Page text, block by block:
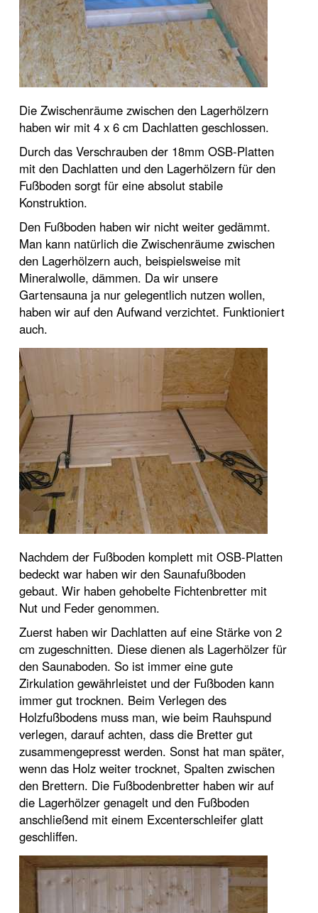
Die Zwischenräume zwischen den Lagerhölzern
haben wir mit 4 x 6 cm Dachlatten geschlossen.
Durch das Verschrauben der 18mm OSB-Platten
mit den Dachlatten und den Lagerhölzern für den
Fußboden sorgt für eine absolut stabile
Konstruktion.
Den Fußboden haben wir nicht weiter gedämmt.
Man kann natürlich die Zwischenräume zwischen
den Lagerhölzern auch, beispielsweise mit
Mineralwolle, dämmen. Da wir unsere
Gartensauna ja nur gelegentlich nutzen wollen,
haben wir auf den Aufwand verzichtet. Funktioniert
auch.
Nachdem der Fußboden komplett mit OSB-Platten
bedeckt war haben wir den Saunafußboden
gebaut. Wir haben gehobelte Fichtenbretter mit
Nut und Feder genommen.
Zuerst haben wir Dachlatten auf eine Stärke von 2
cm zugeschnitten. Diese dienen als Lagerhölzer für
den Saunaboden. So ist immer eine gute
Zirkulation gewährleistet und der Fußboden kann
immer gut trocknen. Beim Verlegen des
Holzfußbodens muss man, wie beim Rauhspund
verlegen, darauf achten, dass die Bretter gut
zusammengepresst werden. Sonst hat man später,
wenn das Holz weiter trocknet, Spalten zwischen
den Brettern. Die Fußbodenbretter haben wir auf
die Lagerhölzer genagelt und den Fußboden
anschließend mit einem Excenterschleifer glatt
geschliffen.